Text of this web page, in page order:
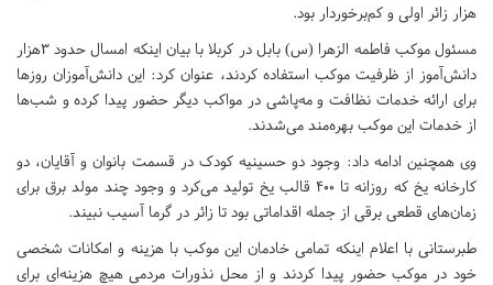
هزار زائر اولی و کم‌برخوردار بود.
مسئول موکب فاطمه الزهرا (س) بابل در کربلا با بیان اینکه امسال حدود ۳هزار
دانش‌آموز از ظرفیت موکب استفاده کردند، عنوان کرد: این دانش‌آموزان روزها
برای ارائه خدمات نظافت و مه‌پاشی در مواکب دیگر حضور پیدا کرده و شب‌ها
از خدمات این موکب بهره‌مند می‌شدند.
وی همچنین ادامه داد: وجود دو حسینیه کودک در قسمت بانوان و آقایان، دو
کارخانه یخ که روزانه تا ۴۰۰ قالب یخ تولید می‌کرد و وجود چند مولد برق برای
زمان‌های قطعی برقی از جمله اقداماتی بود تا زائر در گرما آسیب نبیند.
طبرستانی با اعلام اینکه تمامی خادمان این موکب با هزینه و امکانات شخصی
خود در موکب حضور پیدا کردند و از محل نذورات مردمی هیچ هزینه‌ای برای